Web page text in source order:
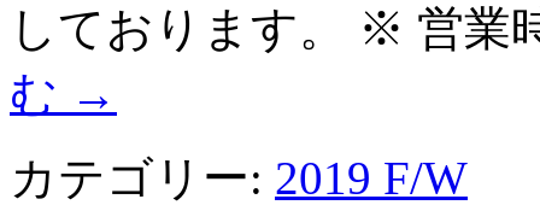
しております。 ※ 営業
む →
カテゴリー: 2019 F/W